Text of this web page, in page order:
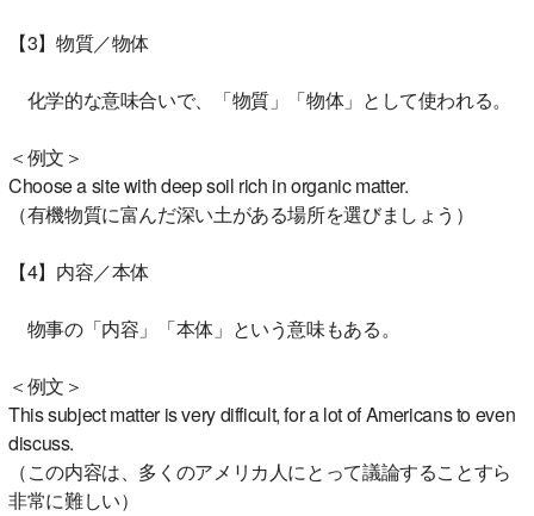
【3】物質／物体
化学的な意味合いで、「物質」「物体」として使われる。
＜例文＞
Choose a site with deep soil rich in organic matter.
（有機物質に富んだ深い土がある場所を選びましょう）
【4】内容／本体
物事の「内容」「本体」という意味もある。
＜例文＞
This subject matter is very difficult, for a lot of Americans to even
discuss.
（この内容は、多くのアメリカ人にとって議論することすら
非常に難しい）